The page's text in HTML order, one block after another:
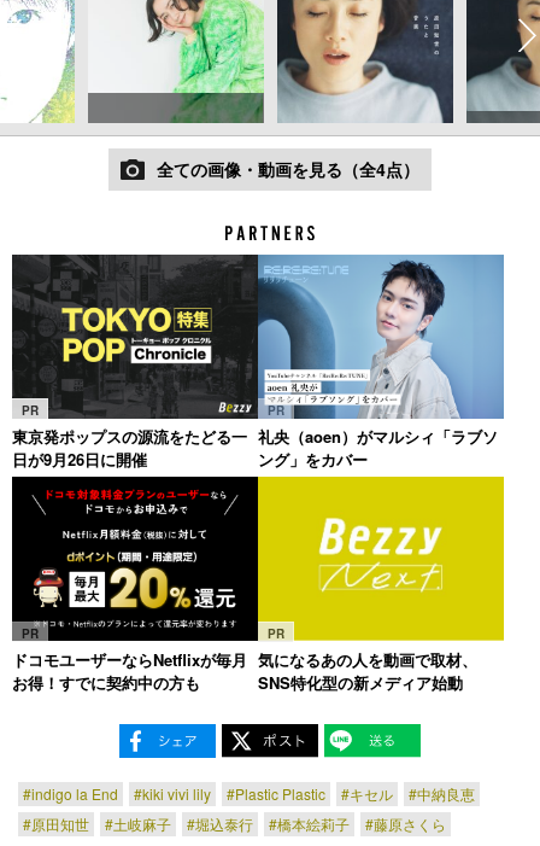
全ての画像・動画を見る（全4点）
PR
東京発ポップスの源流をたどる一
日が9月26日に開催
PR
礼央（aoen）がマルシィ「ラブソ
ング」をカバー
PR
ドコモユーザーならNetflixが毎月
お得！すでに契約中の方も
PR
気になるあの人を動画で取材、
SNS特化型の新メディア始動
#indigo la End #kiki vivi lily #Plastic Plastic #キセル
#中納良恵
#原田知世
#土岐麻子 #堀込泰行 #橋本絵莉子 #藤原さくら